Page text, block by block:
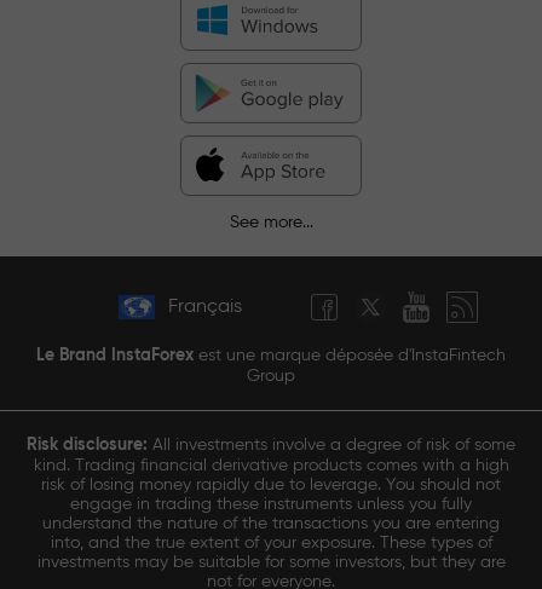
See more...
Français
Le Brand InstaForex est une marque déposée d'InstaFintech
Group
Risk disclosure: All investments involve a degree of risk of some
kind. Trading financial derivative products comes with a high
risk of losing money rapidly due to leverage. You should not
engage in trading these instruments unless you fully
understand the nature of the transactions you are entering
into, and the true extent of your exposure. These types of
investments may be suitable for some investors, but they are
not for everyone.